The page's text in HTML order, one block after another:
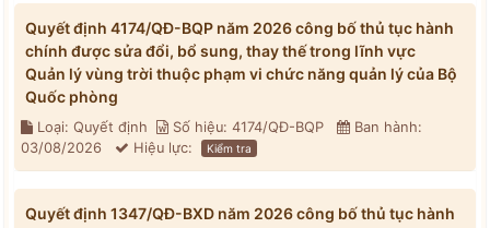
Quyết định 4174/QĐ-BQP năm 2026 công bố thủ tục hành
chính được sửa đổi, bổ sung, thay thế trong lĩnh vực
Quản lý vùng trời thuộc phạm vi chức năng quản lý của Bộ
Quốc phòng
Loại: Quyết định Số hiệu: 4174/QĐ-BQP
Ban hành:
03/08/2026
Hiệu lực: Kiểm tra
Quyết định 1347/QĐ-BXD năm 2026 công bố thủ tục hành